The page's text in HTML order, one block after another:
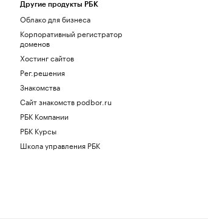
Другие продукты РБК
Облако для бизнеса
Корпоративный регистратор
доменов
Хостинг сайтов
Рег.решения
Знакомства
Сайт знакомств podbor.ru
РБК Компании
РБК Курсы
Школа управления РБК